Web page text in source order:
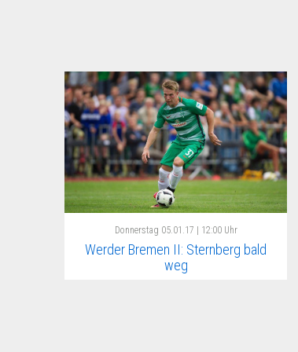
Donnerstag 05.01.17 | 12:00 Uhr
Werder Bremen II: Sternberg bald
weg